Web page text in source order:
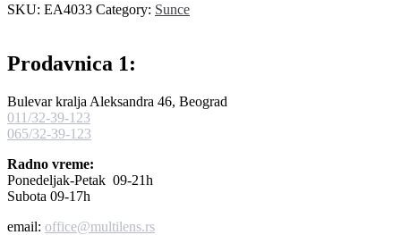
SKU: EA4033 Category: Sunce
Prodavnica 1:
Bulevar kralja Aleksandra 46, Beograd
011/32-39-123
065/32-39-123
Radno vreme:
Ponedeljak-Petak 09-21h
Subota 09-17h
email: office@multilens.rs